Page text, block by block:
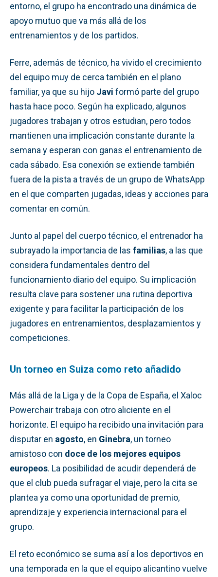
entorno, el grupo ha encontrado una dinámica de
apoyo mutuo que va más allá de los
entrenamientos y de los partidos.
Ferre, además de técnico, ha vivido el crecimiento
del equipo muy de cerca también en el plano
familiar, ya que su hijo Javi formó parte del grupo
hasta hace poco. Según ha explicado, algunos
jugadores trabajan y otros estudian, pero todos
mantienen una implicación constante durante la
semana y esperan con ganas el entrenamiento de
cada sábado. Esa conexión se extiende también
fuera de la pista a través de un grupo de WhatsApp
en el que comparten jugadas, ideas y acciones para
comentar en común.
Junto al papel del cuerpo técnico, el entrenador ha
subrayado la importancia de las familias, a las que
considera fundamentales dentro del
funcionamiento diario del equipo. Su implicación
resulta clave para sostener una rutina deportiva
exigente y para facilitar la participación de los
jugadores en entrenamientos, desplazamientos y
competiciones.
Un torneo en Suiza como reto añadido
Más allá de la Liga y de la Copa de España, el Xaloc
Powerchair trabaja con otro aliciente en el
horizonte. El equipo ha recibido una invitación para
disputar en agosto, en Ginebra, un torneo
amistoso con doce de los mejores equipos
europeos. La posibilidad de acudir dependerá de
que el club pueda sufragar el viaje, pero la cita se
plantea ya como una oportunidad de premio,
aprendizaje y experiencia internacional para el
grupo.
El reto económico se suma así a los deportivos en
una temporada en la que el equipo alicantino vuelve